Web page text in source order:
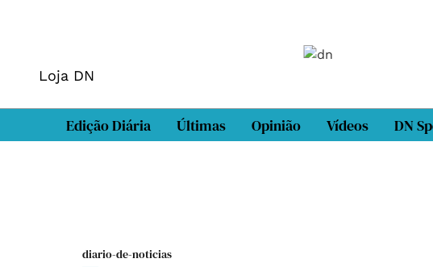
Loja DN
Edição Diária Últimas Opinião Vídeos DN
diario-de-noticias